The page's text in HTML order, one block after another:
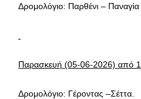
Δρομολόγιο: Παρθένι –
Παρασκευή (05-06-2026) από
Δρομολόγιο: Γέροντας –Σέττα.